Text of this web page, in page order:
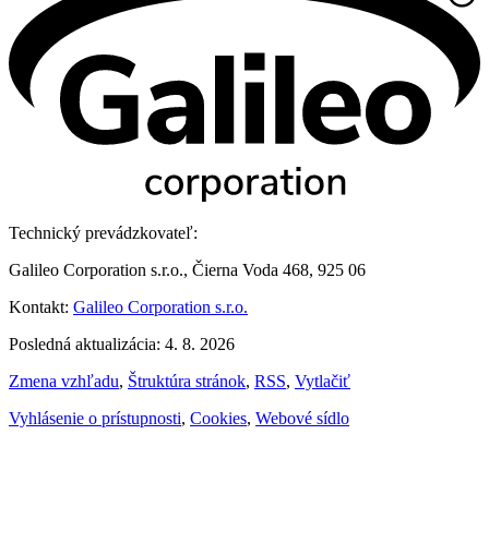
Technický prevádzkovateľ:
Galileo Corporation s.r.o., Čierna Voda 468, 925 06
Kontakt: Galileo Corporation s.r.o.
Posledná aktualizácia: 4. 8. 2026
Zmena vzhľadu, Štruktúra stránok, RSS, Vytlačiť
Vyhlásenie o prístupnosti, Cookies, Webové sídlo